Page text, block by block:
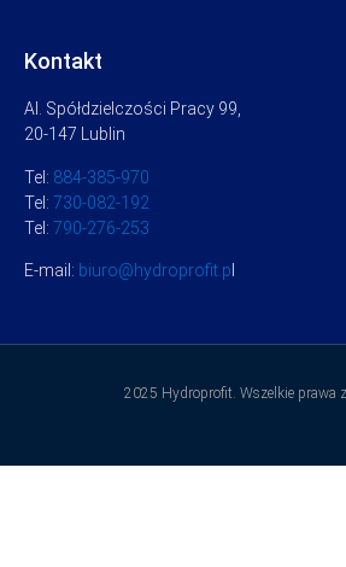
Kontakt
Al. Spółdzielczości Pracy 99,
20-147 Lublin
Tel: 884-385-970
Tel: 730-082-192
Tel: 790-276-253
E-mail: biuro@hydroprofit.p
2025 Hydroprofit. Wszelkie prawa